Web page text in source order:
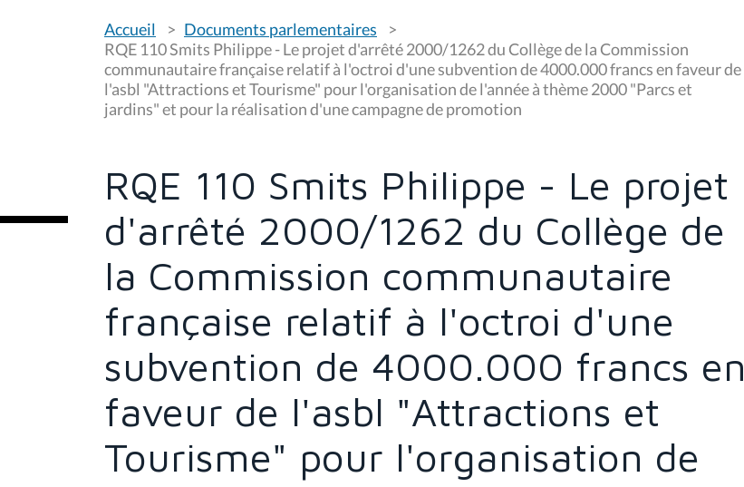
o
u
ê
e
s
:
Accueil
Documents parlementaires
RQE 110 Smits Philippe - Le projet d'arrêté 2000/1262 du Collège de la Commission
communautaire française relatif à l'octroi d'une subvention de 4000.000 francs en faveur de
l'asbl "Attractions et Tourisme" pour l'organisation de l'année à thème 2000 "Parcs et
jardins" et pour la réalisation d'une campagne de promotion
RQE 110 Smits Philippe - Le projet
d'arrêté 2000/1262 du Collège de
la Commission communautaire
française relatif à l'octroi d'une
subvention de 4000.000 francs en
faveur de l'asbl "Attractions et
Tourisme" pour l'organisation de